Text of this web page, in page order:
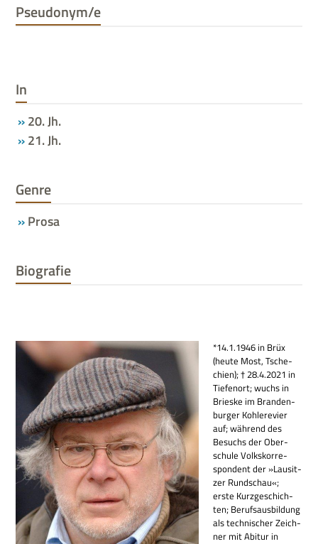
Pseudonym/e
In
20. Jh.
21. Jh.
Genre
Prosa
Biografie
*14.1.1946 in Brüx
(heute Most, Tsche­
chien); † 28.4.2021 in
Tie­fen­ort; wuchs in
Brieske im Bran­den­
bur­ger Koh­le­re­vier
auf; wäh­rend des
Besuchs der Ober­
schule Volks­kor­re­
spon­dent der »Lau­sit­
zer Rund­schau«;
erste Kurz­ge­schich­
ten; Berufs­aus­bil­dung
als tech­ni­scher Zeich­
ner mit Abitur in